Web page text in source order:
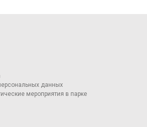
данных
мероприятия в парке